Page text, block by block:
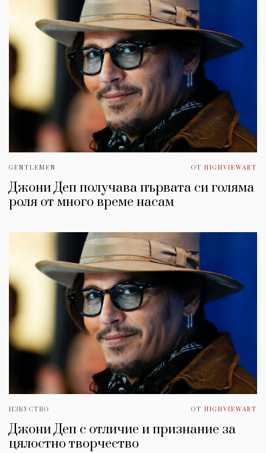
GENTLEMEN ОТ HIGHVIEWART
Джони Деп получава първата си голяма
роля от много време насам
ИЗКУСТВО ОТ HIGHVIEWART
Джони Деп с отличие и признание за
цялостно творчество